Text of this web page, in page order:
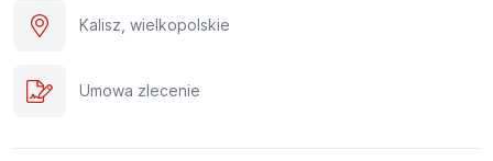
Kalisz, wielkopolskie
Umowa zlecenie